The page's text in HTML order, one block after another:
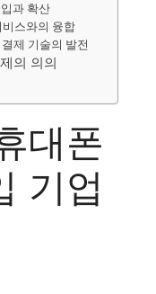
과 확산
스와의 융합
제 기술의 발전
의 의의
대폰
기업